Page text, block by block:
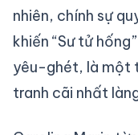
nhiên, chính sự
khiến “Sư tử
yêu-ghét, là một
tranh cãi nhất